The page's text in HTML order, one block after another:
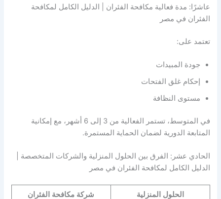
عاشرًا: مدة فعالية مكافحة الفئران | الدليل الكامل لمكافحة
الفئران في مصر
تعتمد على:
جودة المبيدات
إحكام غلق الفتحات
مستوى النظافة
في المتوسط، تستمر الفعالية من 3 إلى 6 أشهر، مع إمكانية
المتابعة الدورية لضمان الحماية المستمرة.
الحادي عشر: الفرق بين الحلول المنزلية والشركات المتخصصة |
الدليل الكامل لمكافحة الفئران في مصر
الحلول المنزلية شركة مكافحة الفئران